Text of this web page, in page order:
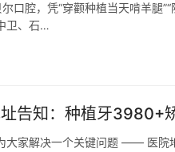
口腔，凭“穿颧种植当天啃羊腿
卫、石…
告知：种植牙
大家解决一个关键问题 —— 医院